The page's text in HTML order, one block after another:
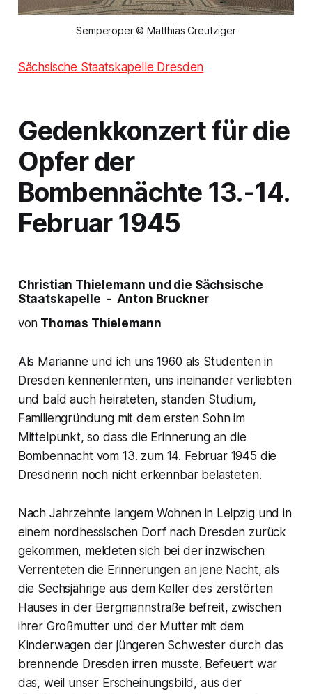
Semperoper © Matthias Creutziger
Sächsische Staatskapelle Dresden
Gedenkkonzert für die
Opfer der
Bombennächte 13.-14.
Februar 1945
Christian Thielemann und die Sächsische
Staatskapelle - Anton Bruckner
von Thomas Thielemann
Als Marianne und ich uns 1960 als Studenten in
Dresden kennenlernten, uns ineinander verliebten
und bald auch heirateten, standen Studium,
Familiengründung mit dem ersten Sohn im
Mittelpunkt, so dass die Erinnerung an die
Bombennacht vom 13. zum 14. Februar 1945 die
Dresdnerin noch nicht erkennbar belasteten.
Nach Jahrzehnte langem Wohnen in Leipzig und in
einem nordhessischen Dorf nach Dresden zurück
gekommen, meldeten sich bei der inzwischen
Verrenteten die Erinnerungen an jene Nacht, als
die Sechsjährige aus dem Keller des zerstörten
Hauses in der Bergmannstraße befreit, zwischen
ihrer Großmutter und der Mutter mit dem
Kinderwagen der jüngeren Schwester durch das
brennende Dresden irren musste. Befeuert war
das, weil unser Erscheinungsbild, aus der